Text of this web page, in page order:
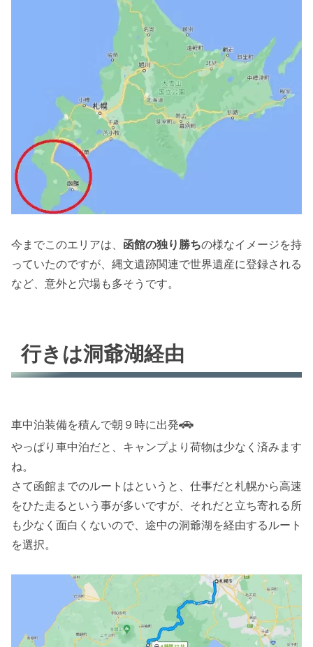
今までこのエリアは、 函館の独り勝ちの様なイメージを持
っていたのですが、縄文遺跡関連で世界遺産に登録される
など、意外と穴場も多そうです。
行きは洞爺湖経由
車中泊装備を積んで朝９時に出発🚗
やっぱり車中泊だと、キャンプより荷物は少なく済みます
ね。
さて函館までのルートはというと、仕事だと札幌から高速
をひた走るという事が多いですが、それだと立ち寄れる所
も少なく面白くないので、途中の洞爺湖を経由するルート
を選択。